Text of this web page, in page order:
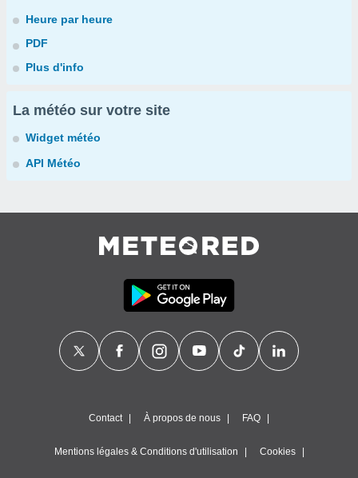
Heure par heure
PDF
Plus d'info
La météo sur votre site
Widget météo
API Météo
Contact À propos de nous FAQ
Mentions légales & Conditions d'utilisation Cookies